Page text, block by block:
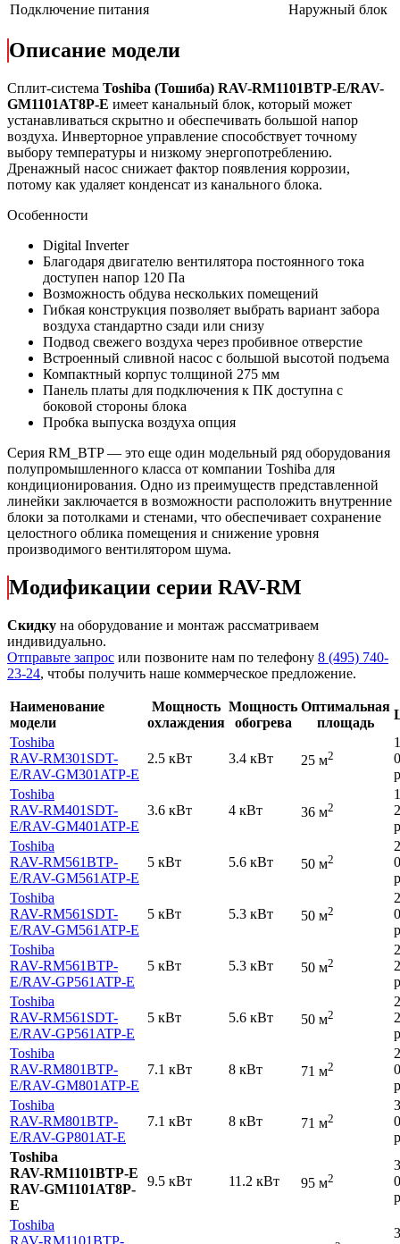
Подключение питания
Наружный блок
Описание модели
Сплит-система Toshiba (Тошиба) RAV-RM1101BTP-E/RAV-
GM1101AT8P-E имеет канальный блок, который может
устанавливаться скрытно и обеспечивать большой напор
воздуха. Инверторное управление способствует точному
выбору температуры и низкому энергопотреблению.
Дренажный насос снижает фактор появления коррозии,
потому как удаляет конденсат из канального блока.
Особенности
Digital Inverter
Благодаря двигателю вентилятора постоянного тока
доступен напор 120 Па
Возможность обдува нескольких помещений
Гибкая конструкция позволяет выбрать вариант забора
воздуха стандартно сзади или снизу
Подвод свежего воздуха через пробивное отверстие
Встроенный сливной насос с большой высотой подъема
Компактный корпус толщиной 275 мм
Панель платы для подключения к ПК доступна с
боковой стороны блока
Пробка выпуска воздуха опция
Серия RM_BTP — это еще один модельный ряд оборудования
полупромышленного класса от компании Toshiba для
кондиционирования. Одно из преимуществ представленной
линейки заключается в возможности расположить внутренние
блоки за потолками и стенами, что обеспечивает сохранение
целостного облика помещения и снижение уровня
производимого вентилятором шума.
Модификации серии RAV-RM
Скидку на оборудование и монтаж рассматриваем
индивидуально.
Отправьте запрос или позвоните нам по телефону 8 (495) 740-
23-24, чтобы получить наше коммерческое предложение.
Наименование
модели
Мощность
охлаждения
Мощность
обогрева
Оптимальная
площадь
Toshiba
RAV-RM301SDT-
E/RAV-GM301ATP-E
2.5 кВт 3.4 кВт 25 м2
Toshiba
RAV-RM401SDT-
E/RAV-GM401ATP-E
3.6 кВт 4 кВт 36 м2
Toshiba
RAV-RM561BTP-
E/RAV-GM561ATP-E
5 кВт 5.6 кВт 50 м2
Toshiba
RAV-RM561SDT-
E/RAV-GM561ATP-E
5 кВт 5.3 кВт 50 м2
Toshiba
RAV-RM561BTP-
E/RAV-GP561ATP-E
5 кВт 5.3 кВт 50 м2
Toshiba
RAV-RM561SDT-
E/RAV-GP561ATP-E
5 кВт 5.6 кВт 50 м2
Toshiba
RAV-RM801BTP-
E/RAV-GM801ATP-E
7.1 кВт 8 кВт 71 м2
Toshiba
RAV-RM801BTP-
E/RAV-GP801AT-E
7.1 кВт 8 кВт 71 м2
Toshiba
RAV-RM1101BTP-E
RAV-GM1101AT8P-
E
9.5 кВт 11.2 кВт 95 м2
Toshiba
RAV-RM1101BTP-